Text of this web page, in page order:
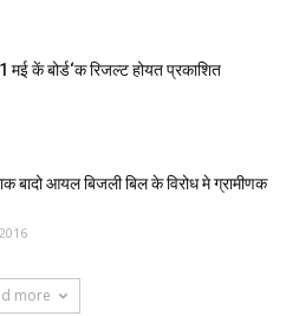
कें बोर्ड‘क रिजल्ट होयत प्रकाशित
बादो आयल बिजली बिल के विरोध मे ग्रामीणक
more